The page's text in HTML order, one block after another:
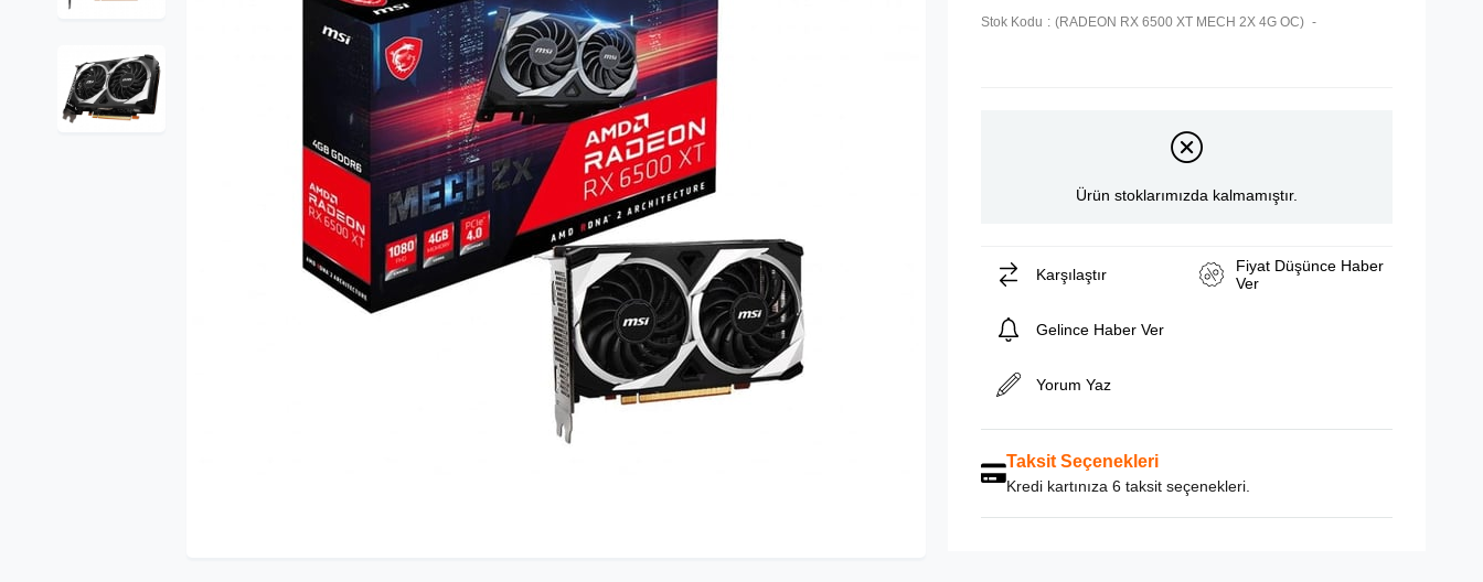
Stok Kodu (RADEON RX 6500 XT MECH 2X 4G OC)
Ürün stoklarımızda kalmamıştır.
Karşılaştır
Fiyat Düşünce Haber
Ver
Gelince Haber Ver
Yorum Yaz
Taksit Seçenekleri
Kredi kartınıza 6 taksit seçenekleri.